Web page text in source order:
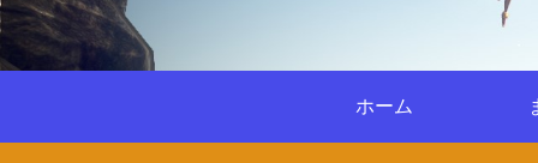
ホーム